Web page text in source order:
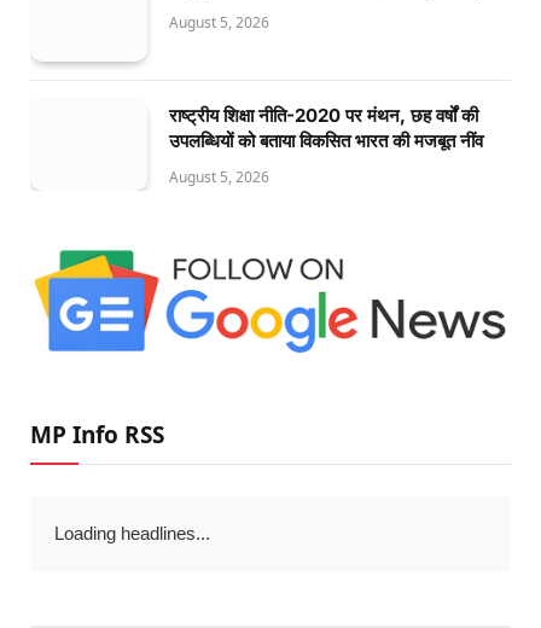
August 5, 2026
राष्ट्रीय शिक्षा नीति-2020 पर मंथन, छह वर्षों की
उपलब्धियों को बताया विकसित भारत की मजबूत नींव
August 5, 2026
MP Info RSS
Loading headlines...